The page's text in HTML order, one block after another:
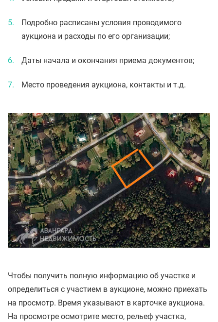
Подробно расписаны условия проводимого
аукциона и расходы по его организации;
Даты начала и окончания приема документов;
Место проведения аукциона, контакты и т.д.
Чтобы получить полную информацию об участке и
определиться с участием в аукционе, можно приехать
на просмотр. Время указывают в карточке аукциона.
На просмотре осмотрите место, рельеф участка,